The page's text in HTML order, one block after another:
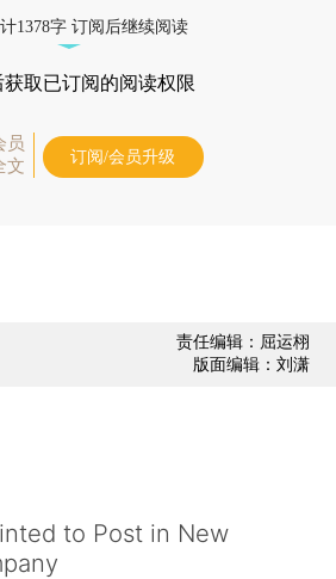
1378字 订阅后继续阅读
获取已订阅的阅读权限
员
文
订阅/会员升级
责任编辑：屈运栩
版面编辑：刘潇
to Post in New